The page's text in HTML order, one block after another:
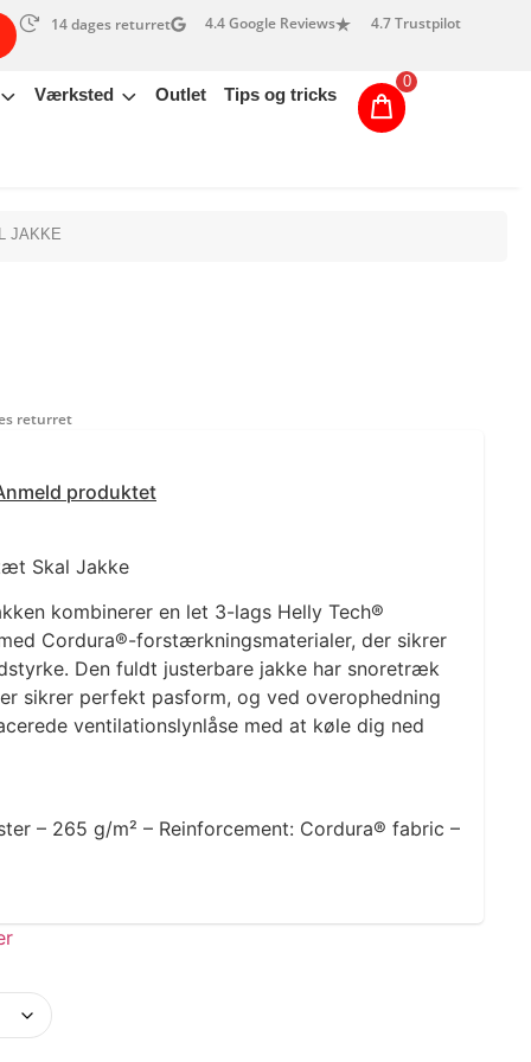
14 dages returret 4.4 Google Reviews 4.7 Trustpilot
Værksted Outlet Tips og tricks
0
JAKKE
returret
produktet
Skal Jakke
kombinerer en let 3-lags Helly Tech®
Cordura®-forstærkningsmaterialer, der sikrer
Den fuldt justerbare jakke har snoretræk
sikrer perfekt pasform, og ved overophedning
ventilationslynlåse med at køle dig ned
– 265 g/m² – Reinforcement: Cordura® fabric –